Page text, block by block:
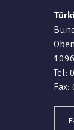
Tel: